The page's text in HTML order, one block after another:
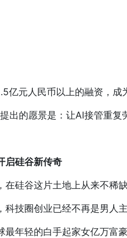
亿元人民币以上的融资，成
出的愿景是：让AI接管重复
启硅谷新传奇
硅谷这片土地上从来不稀缺
科技圈创业已经不再是男人
年轻的白手起家女亿万富